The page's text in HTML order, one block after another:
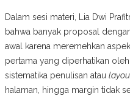
Dalam sesi materi, Lia Dwi
bahwa banyak proposal
awal karena meremehkan
pertama yang diperhatikan
sistematika penulisan atau
halaman, hingga margin tidak